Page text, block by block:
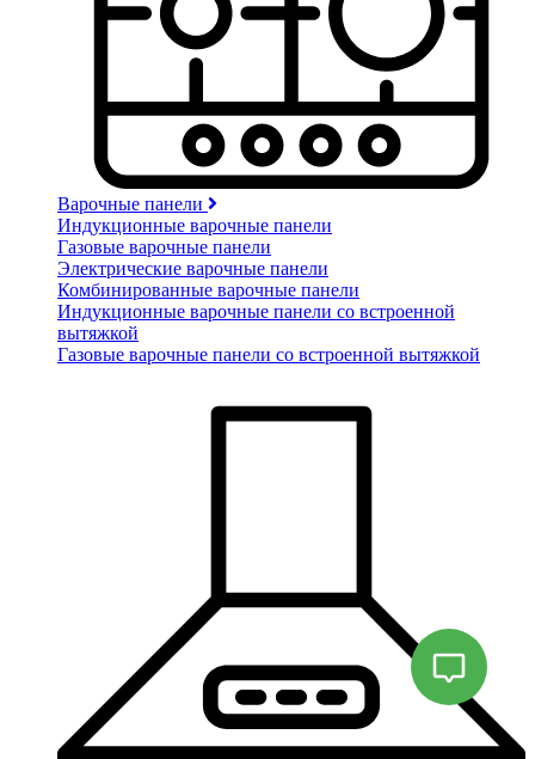
Варочные панели
Индукционные варочные панели
Газовые варочные панели
Электрические варочные панели
Комбинированные варочные панели
Индукционные варочные панели со встроенной
вытяжкой
Газовые варочные панели со встроенной вытяжкой